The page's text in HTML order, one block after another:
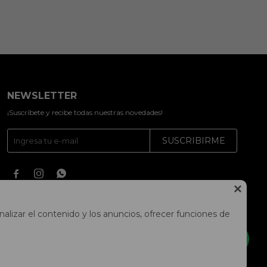

el contenido y los anuncios, ofrecer funciones de
NEWSLETTER
¡Suscríbete y recibe todas nuestras novedades!
SUSCRIBIRME
  